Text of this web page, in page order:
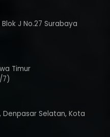
J No.27 Surabaya
Timur
7)
Denpasar Selatan, Kota